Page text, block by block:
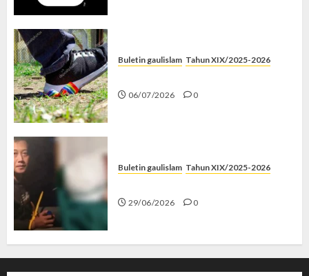
Buletin gaulislam Tahun XIX/2025-2026
06/07/2026 0
Buletin gaulislam Tahun XIX/2025-2026
29/06/2026 0